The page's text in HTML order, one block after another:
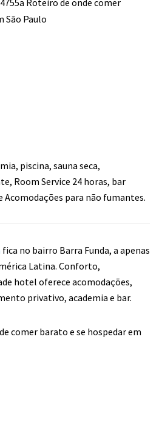
piscina, sauna seca,
Room Service 24 horas, bar
Acomodações para não fumantes.
fica no bairro Barra Funda, a apenas
Latina. Conforto,
hotel oferece acomodações,
privativo, academia e bar.